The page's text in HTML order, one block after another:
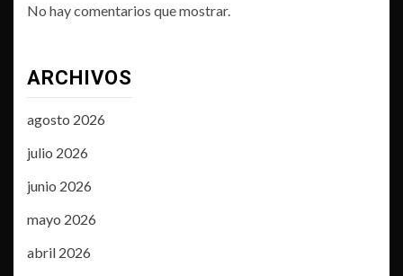
No hay comentarios que mostrar.
ARCHIVOS
agosto 2026
julio 2026
junio 2026
mayo 2026
abril 2026